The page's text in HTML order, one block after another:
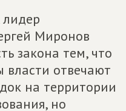
Миронов
закона тем, что
власти отвечают
на территории
но